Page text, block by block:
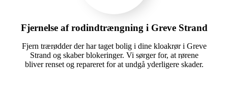
Fjernelse af rodindtrængning i Greve Strand
Fjern trærødder der har taget bolig i dine kloakrør i Greve
Strand og skaber blokeringer. Vi sørger for, at rørene
bliver renset og repareret for at undgå yderligere skader.